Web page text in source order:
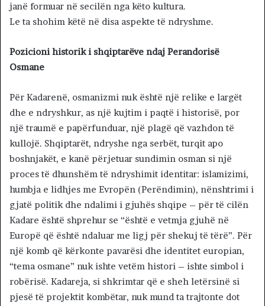
janë formuar në secilën nga këto kultura.
Le ta shohim këtë në disa aspekte të ndryshme.
Pozicioni historik i shqiptarëve ndaj Perandorisë
Osmane
Për Kadarenë, osmanizmi nuk është një relike e largët
dhe e ndryshkur, as një kujtim i paqtë i historisë, por
një traumë e papërfunduar, një plagë që vazhdon të
kullojë. Shqiptarët, ndryshe nga serbët, turqit apo
boshnjakët, e kanë përjetuar sundimin osman si një
proces të dhunshëm të ndryshimit identitar: islamizimi,
humbja e lidhjes me Evropën (Perëndimin), nënshtrimi i
gjatë politik dhe ndalimi i gjuhës shqipe – për të cilën
Kadare është shprehur se “është e vetmja gjuhë në
Europë që është ndaluar me ligj për shekuj të tërë”. Për
një komb që kërkonte pavarësi dhe identitet europian,
“tema osmane” nuk ishte vetëm histori – ishte simbol i
robërisë. Kadareja, si shkrimtar që e sheh letërsinë si
pjesë të projektit kombëtar, nuk mund ta trajtonte dot